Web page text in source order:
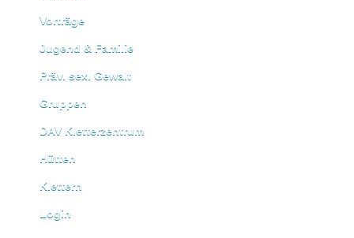
Vorträge
Jugend & Familie
Präv. sex. Gewalt
Gruppen
DAV Kletterzentrum
Hütten
Klettern
Login